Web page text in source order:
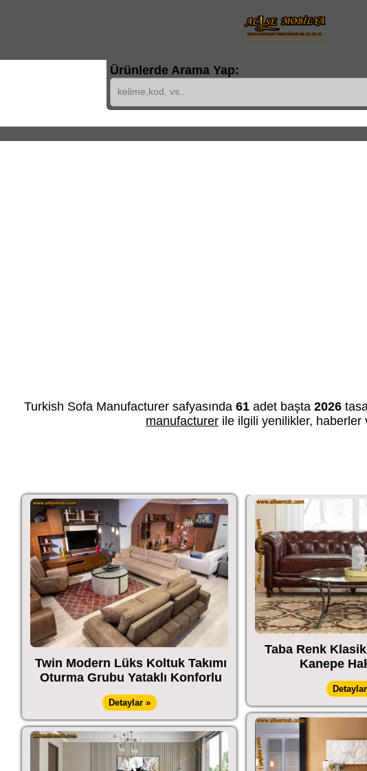
Ürünlerde Arama Yap:
Turkish Sofa Manufacturer safyasında 61 adet başta 2026
manufacturer ile ilgili yenilikler, haberler
Twin Modern Lüks Koltuk Takımı
Oturma Grubu Yataklı Konforlu
Detaylar »
Taba Renk
Kanepe